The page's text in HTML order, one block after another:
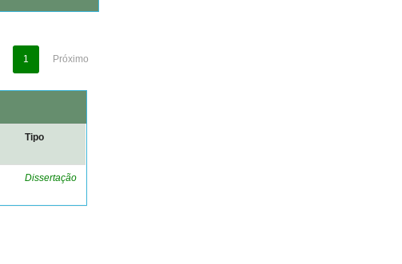
1 Próximo
Tipo
Dissertação